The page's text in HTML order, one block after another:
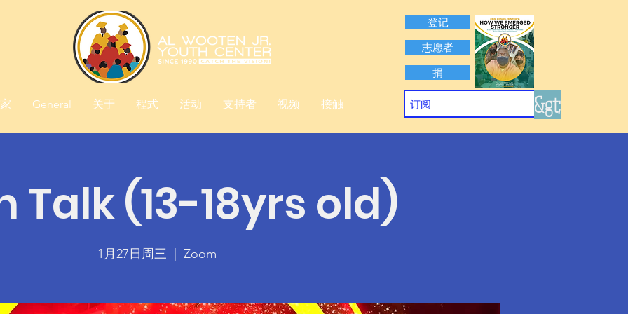
登记
志愿者
捐
家 General 关于 程式 活动 支持者 视频 接触 &gt;
Talk (13-18yrs old)
1月27日周三 Zoom